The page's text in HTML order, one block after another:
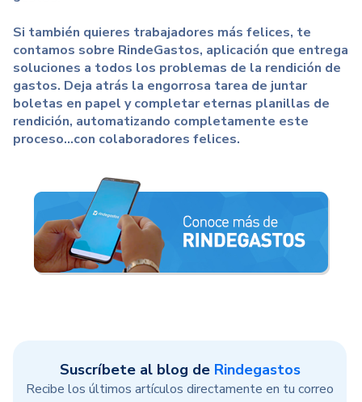
Suscríbete al blog de Rindegastos
Recibe los últimos artículos directamente en tu correo
Si también quieres trabajadores más felices, te
contamos sobre RindeGastos, aplicación que entrega
soluciones a todos los problemas de la rendición de
gastos. Deja atrás la engorrosa tarea de juntar
boletas en papel y completar eternas planillas de
rendición, automatizando completamente este
proceso...con colaboradores felices.